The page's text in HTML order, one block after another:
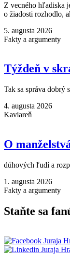
Z vecného hľadiska
o žiadosti rozhodlo,
5. augusta 2026
Fakty a argumenty
Týždeň v
Tak sa správa dobrý
4. augusta 2026
Kaviareň
O
dúhových ľudí a
1. augusta 2026
Fakty a argumenty
Staňte sa